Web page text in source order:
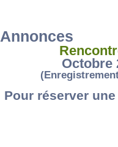
Annonces
Octobre
Pour réserver